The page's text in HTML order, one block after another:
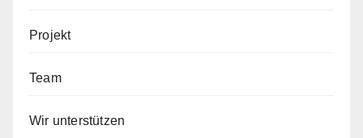
Projekt
Team
Wir unterstützen